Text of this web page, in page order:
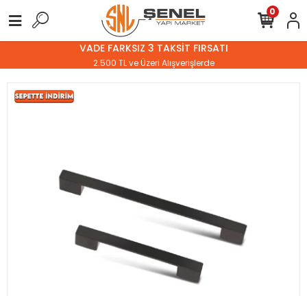
VADE FARKSIZ 3 TAKSİT FIRSATI
2.500 TL ve Üzeri Alışverişlerde
0